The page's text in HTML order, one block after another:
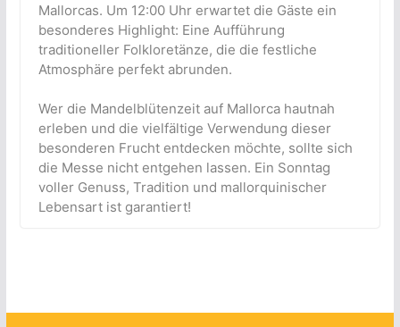
Mallorcas. Um 12:00 Uhr erwartet die Gäste ein
besonderes Highlight: Eine Aufführung
traditioneller Folkloretänze, die die festliche
Atmosphäre perfekt abrunden.
Wer die Mandelblütenzeit auf Mallorca hautnah
erleben und die vielfältige Verwendung dieser
besonderen Frucht entdecken möchte, sollte sich
die Messe nicht entgehen lassen. Ein Sonntag
voller Genuss, Tradition und mallorquinischer
Lebensart ist garantiert!